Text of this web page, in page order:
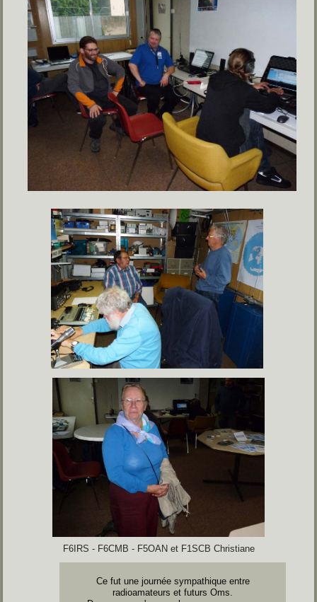
F6IRS - F6CMB - F5OAN et F1SCB Christiane
Ce fut une journée sympathique entre
radioamateurs et futurs Oms.